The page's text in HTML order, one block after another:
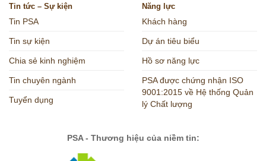
Tin tức – Sự kiện
Tin PSA
Tin sự kiện
Chia sẻ kinh nghiệm
Tin chuyên ngành
Tuyển dụng
Năng lực
Khách hàng
Dự án tiêu biểu
Hồ sơ năng lực
PSA được chứng nhận ISO
9001:2015 về Hệ thống Quản
lý Chất lượng
PSA - Thương hiệu của niềm tin: